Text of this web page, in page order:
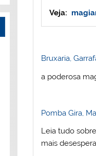
Veja:
Bruxaria,
a poderosa
Pomba Gira,
Leia tudo
mais